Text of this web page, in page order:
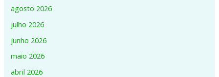
agosto 2026
julho 2026
junho 2026
maio 2026
abril 2026